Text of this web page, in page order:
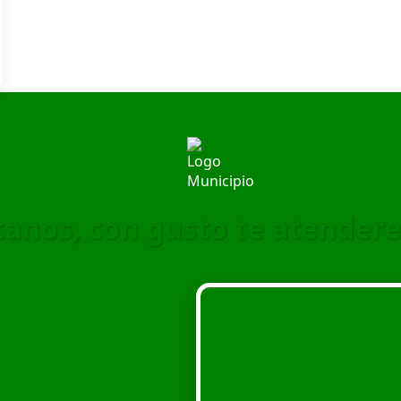
con gusto te